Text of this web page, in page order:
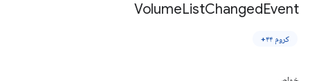
VolumeListChangedEvent
کروم ۴۴+